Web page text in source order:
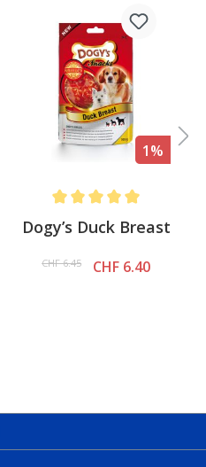
1%
Dogy’s Duck Breast
CHF 6.45 CHF 6.40